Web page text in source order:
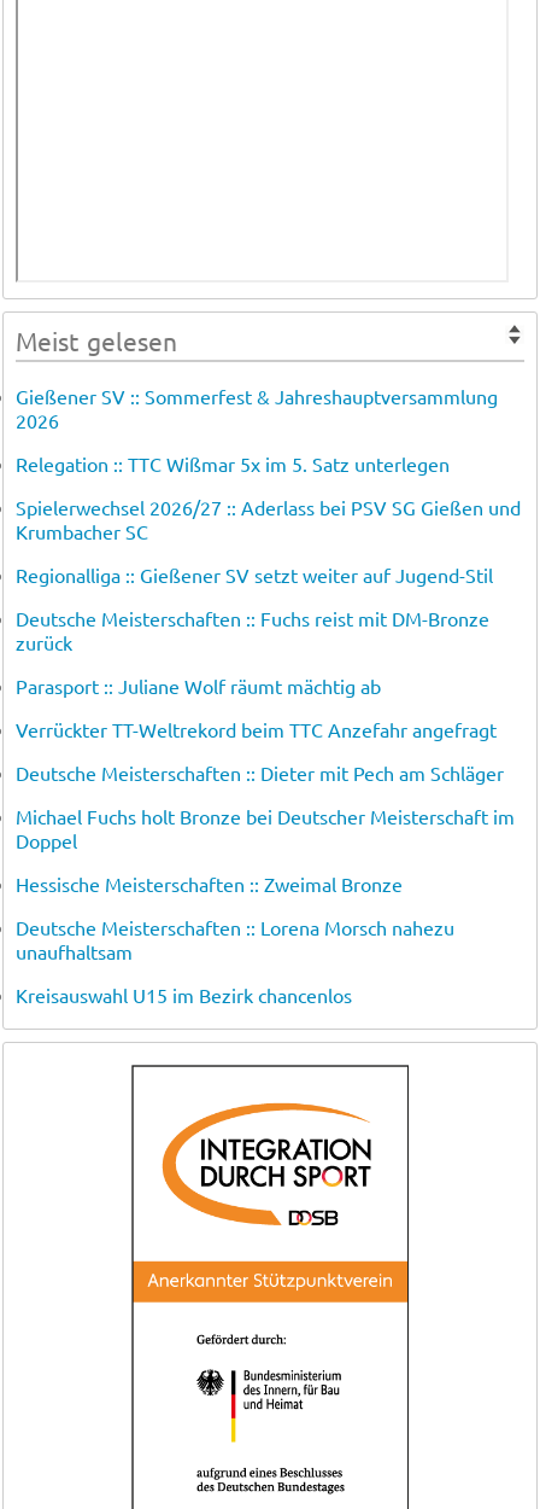
Meist gelesen
Gießener SV :: Sommerfest & Jahreshauptversammlung
2026
Relegation :: TTC Wißmar 5x im 5. Satz unterlegen
Spielerwechsel 2026/27 :: Aderlass bei PSV SG Gießen und
Krumbacher SC
Regionalliga :: Gießener SV setzt weiter auf Jugend-Stil
Deutsche Meisterschaften :: Fuchs reist mit DM-Bronze
zurück
Parasport :: Juliane Wolf räumt mächtig ab
Verrückter TT-Weltrekord beim TTC Anzefahr angefragt
Deutsche Meisterschaften :: Dieter mit Pech am Schläger
Michael Fuchs holt Bronze bei Deutscher Meisterschaft im
Doppel
Hessische Meisterschaften :: Zweimal Bronze
Deutsche Meisterschaften :: Lorena Morsch nahezu
unaufhaltsam
Kreisauswahl U15 im Bezirk chancenlos